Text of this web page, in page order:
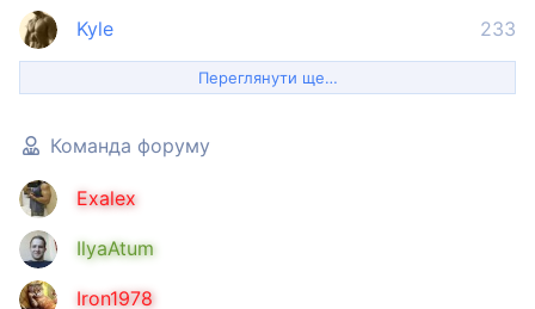
233
Kyle
Переглянути ще…
Команда форуму
Exalex
IlyaAtum
Iron1978